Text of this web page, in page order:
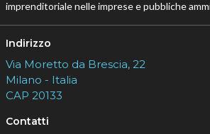
imprenditoriale nelle imprese e pubbliche
Indirizzo
Via Moretto da Brescia, 22
Milano - Italia
CAP 20133
Contatti